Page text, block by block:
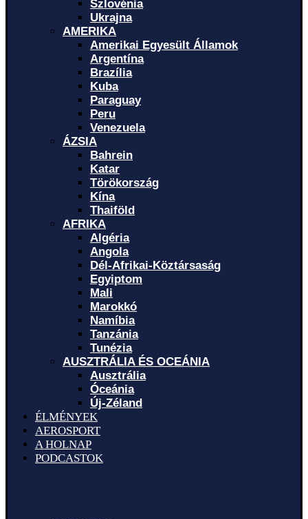
Szlovénia
Ukrajna
AMERIKA
Amerikai Egyesült Államok
Argentína
Brazília
Kuba
Paraguay
Peru
Venezuela
ÁZSIA
Bahrein
Katar
Törökország
Kína
Thaiföld
AFRIKA
Algéria
Angola
Dél-Afrikai-Köztársaság
Egyiptom
Mali
Marokkó
Namíbia
Tanzánia
Tunézia
AUSZTRÁLIA ÉS OCEÁNIA
Ausztrália
Óceánia
Új-Zéland
ÉLMÉNYEK
AEROSPORT
A HOLNAP
PODCASTOK